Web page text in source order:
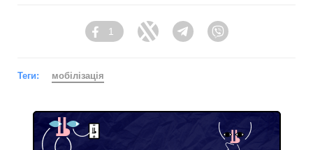
Facebook
1
Twitter Telegram
Теги: мобілізація